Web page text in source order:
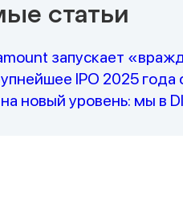
статьи
запускает
IPO 2025
новый уровень: мы в